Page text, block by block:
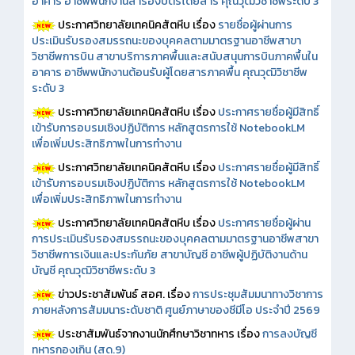
ประกาศวิทยาลัยเทคนิคสัตหีบ เรื่องรายชื่อผู้ผ่านการ
ประเมินรับรองสมรรถนะของบุคคลตามมาตรฐานอาชีพสาขา
วิชาชีพการบิน สาขาบริการภาคพื้นและสนับสนุนการบินภาคพื้นใน
อาคาร อาชีพพนักงานต้อนรับผู้โดยสารภาคพื้น คุณวุฒิวิชาชีพ
ระดับ 3
ประกาศวิทยาลัยเทคนิคสัตหีบ เรื่องประกาศรายชื่อผู้มีสิทธิ์
เข้ารับการอบรมเชิงปฏิบัติการ หลักสูตรการใช้ NotebookLM
เพื่อเพิ่มประสิทธิภาพในการทำงาน
ประกาศวิทยาลัยเทคนิคสัตหีบ เรื่องประกาศรายชื่อผู้มีสิทธิ์
เข้ารับการอบรมเชิงปฏิบัติการ หลักสูตรการใช้ NotebookLM
เพื่อเพิ่มประสิทธิภาพในการทำงาน
ประกาศวิทยาลัยเทคนิคสัตหีบ เรื่องประกาศรายชื่อผู้ผ่าน
การประเมินรับรองสมรรถนะของบุคคลตามมาตรฐานอาชีพสาขา
วิชาชีพการเงินและประกันภัย สาขาบัญชี อาชีพผู้ปฏิบัติงานด้าน
บัญชี คุณวุฒิวิชาชีพระดับ 3
ข่าวประชาสัมพันธ์ สอศ.เรื่องการประชุมสัมมนาทางวิชาการ
ภายหลังการสัมมนาระดับชาติ ศูนย์ภาษาของซีมีโอ ประจำปี 2569
ประชาสัมพันธ์จากงานนักศึกษาวิชาทหาร เรื่องการลงบัญชี
ทหารกองเกิน (สด.9)